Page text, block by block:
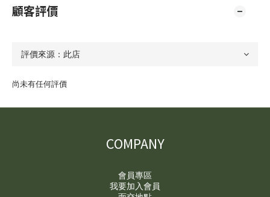
顧客評價
尚未有任何評價
COMPANY
會員專區
我要加入會員